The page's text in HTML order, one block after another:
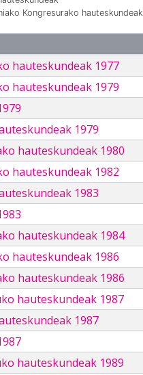
Kongresurako hauteskundeak
hauteskundeak 1977
hauteskundeak 1979
1979
hauteskundeak 1980
hauteskundeak 1982
1983
hauteskundeak 1984
hauteskundeak 1986
hauteskundeak 1986
hauteskundeak 1987
1987
hauteskundeak 1989